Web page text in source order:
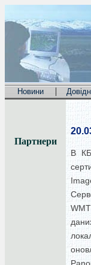
Новини |
Партнери
В КБ